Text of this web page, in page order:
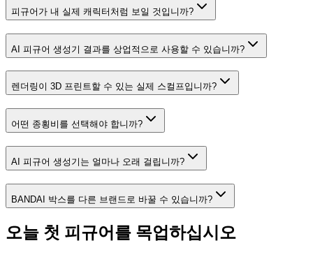
피규어가 내 실제 캐릭터처럼 보일 것입니까?
AI 피규어 생성기 결과를 상업적으로 사용할 수 있습니까?
렌더링이 3D 프린트할 수 있는 실제 스컬프입니까?
어떤 종횡비를 선택해야 합니까?
AI 피규어 생성기는 얼마나 오래 걸립니까?
BANDAI 박스를 다른 브랜드로 바꿀 수 있습니까?
오늘 첫 피규어를 목업하십시오